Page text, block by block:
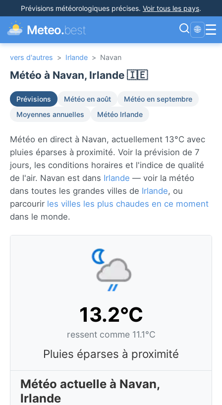
Prévisions météorologiques précises. Voir tous les pays.
Meteo.best 🌐 ☰
vers d'autres > Irlande > Navan
Météo à Navan, Irlande 🇮🇪
Prévisions Météo en août
Météo en septembre
Moyennes annuelles
Météo Irlande
Météo en direct à Navan, actuellement 13°C avec
pluies éparses à proximité. Voir la prévision de 7
jours, les conditions horaires et l'indice de qualité
de l'air. Navan est dans Irlande — voir la météo
dans toutes les grandes villes de Irlande, ou
parcourir les villes les plus chaudes en ce moment
dans le monde.
13.2°C
ressent comme 11.1°C
Pluies éparses à proximité
Météo actuelle à Navan,
Irlande